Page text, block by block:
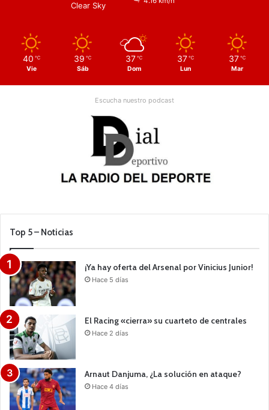
Clear Sky
40 ℃
Vie
39 ℃
Sáb
37 ℃
Dom
37 ℃
Lun
37 ℃
Mar
Escucha nuestro podcast
Top 5 – Noticias
¡Ya hay oferta del Arsenal por Vinicius Junior!
Hace 5 días
El Racing «cierra» su cuarteto de centrales
Hace 2 días
Arnaut Danjuma, ¿La solución en ataque?
Hace 4 días